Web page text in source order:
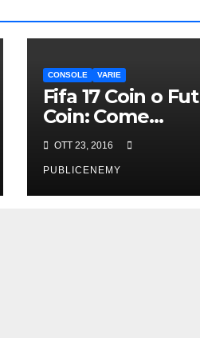
CONSOLE VARIE
Fifa 17 Coin o Fut
Coin: Come
acquistarli online
in Italia
OTT 23, 2016
PUBLICENEMY